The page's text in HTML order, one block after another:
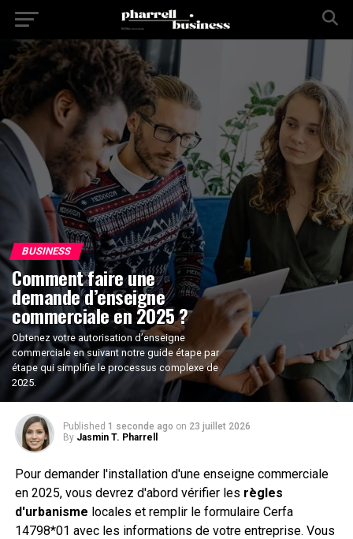
BUSINESS
Comment faire une
demande d’enseigne
commerciale en 2025 ?
Obtenez votre autorisation d’enseigne
commerciale en suivant notre guide étape par
étape qui simplifie le processus complexe de
2025.
Published 1 seconde ago on 23 juillet 2026
By Jasmin T. Pharrell
Pour demander l'installation d'une enseigne commerciale
en 2025, vous devrez d'abord vérifier les règles
d'urbanisme locales et remplir le formulaire Cerfa
14798*01 avec les informations de votre entreprise. Vous